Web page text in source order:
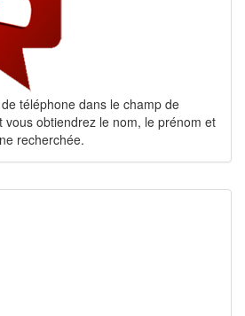
téléphone dans le champ de
vous obtiendrez le nom, le prénom et
recherchée.